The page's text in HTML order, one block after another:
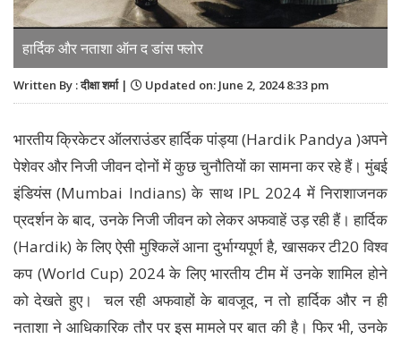
हार्दिक और नताशा ऑन द डांस फ्लोर
Written By : दीक्षा शर्मा | Updated on: June 2, 2024 8:33 pm
भारतीय क्रिकेटर ऑलराउंडर हार्दिक पांड्या (Hardik Pandya )अपने
पेशेवर और निजी जीवन दोनों में कुछ चुनौतियों का सामना कर रहे हैं। मुंबई
इंडियंस (Mumbai Indians) के साथ IPL 2024 में निराशाजनक
प्रदर्शन के बाद, उनके निजी जीवन को लेकर अफवाहें उड़ रही हैं। हार्दिक
(Hardik) के लिए ऐसी मुश्किलें आना दुर्भाग्यपूर्ण है, खासकर टी20 विश्व
कप (World Cup) 2024 के लिए भारतीय टीम में उनके शामिल होने
को देखते हुए। चल रही अफवाहों के बावजूद, न तो हार्दिक और न ही
नताशा ने आधिकारिक तौर पर इस मामले पर बात की है। फिर भी, उनके